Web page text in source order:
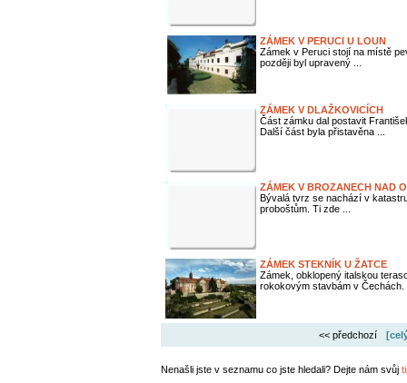
ZÁMEK V PERUCI U LOUN
Zámek v Peruci stojí na místě
později byl upravený ...
ZÁMEK V DLAŽKOVICÍCH
Část zámku dal postavit
Další část byla přistavěna ...
ZÁMEK V BROZANECH NAD
Bývalá tvrz se nachází v
proboštům. Ti zde ...
ZÁMEK STEKNÍK U ŽATCE
Zámek, obklopený italskou
rokokovým stavbám v Čechách.
<< předchozí
Nenašli jste v seznamu co jste hledali? Dejte nám svůj